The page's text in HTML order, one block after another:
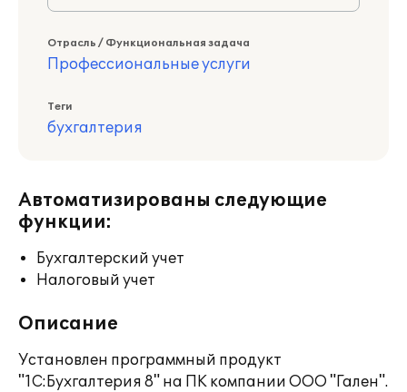
Отрасль / Функциональная задача
Профессиональные услуги
Теги
бухгалтерия
Автоматизированы следующие
функции:
Бухгалтерский учет
Налоговый учет
Описание
Установлен программный продукт
"1С:Бухгалтерия 8" на ПК компании ООО "Гален".